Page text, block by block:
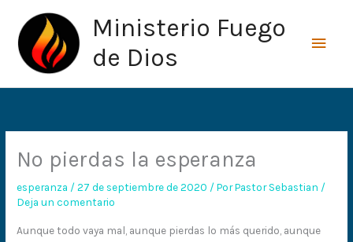
contenido
Ministerio Fuego
de Dios
No pierdas la esperanza
esperanza /27 de septiembre de 2020 / PorPastor Sebastian /
Deja un comentario
Aunque todo vaya mal, aunque pierdas lo más querido, aunque